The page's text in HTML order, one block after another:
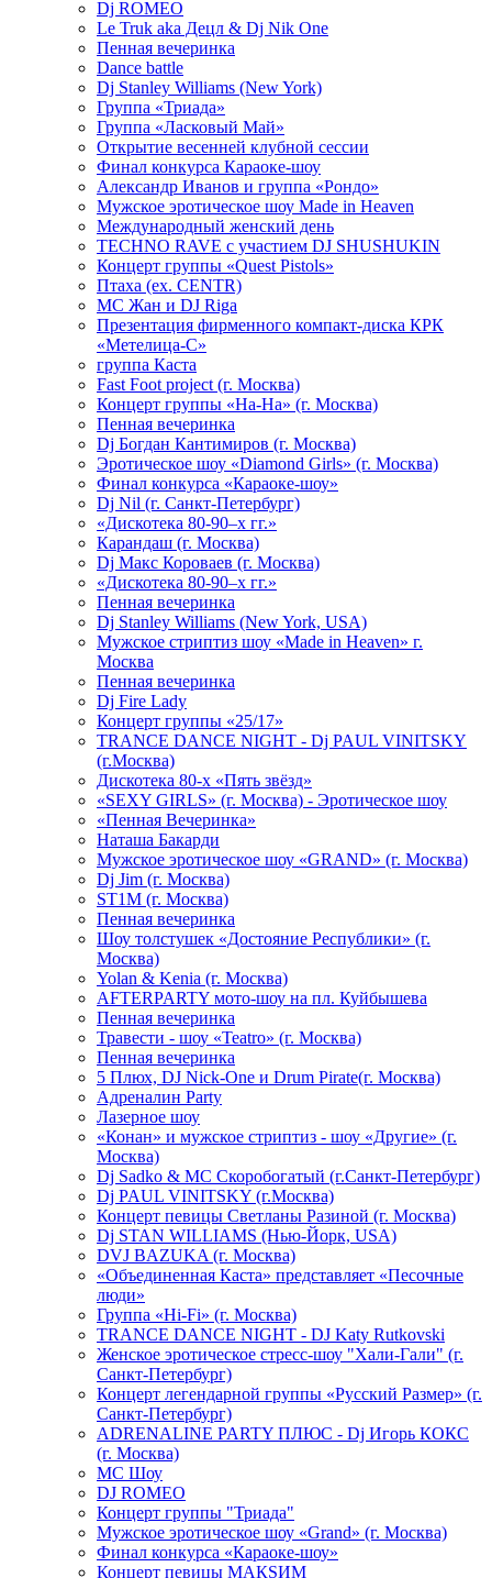
Dj ROMEO
Le Truk aka Децл & Dj Nik One
Пенная вечеринка
Dance battle
Dj Stanley Williams (New York)
Группа «Триада»
Группа «Ласковый Май»
Открытие весенней клубной сессии
Финал конкурса Караоке-шоу
Александр Иванов и группа «Рондо»
Мужское эротическое шоу Made in Heaven
Международный женский день
TECHNO RAVE с участием DJ SHUSHUKIN
Концерт группы «Quest Pistols»
Птаха (ex. CENTR)
МС Жан и DJ Riga
Презентация фирменного компакт-диска КРК
«Метелица-С»
группа Каста
Fast Foot project (г. Москва)
Концерт группы «На-На» (г. Москва)
Пенная вечеринка
Dj Богдан Кантимиров (г. Москва)
Эротическое шоу «Diamond Girls» (г. Москва)
Финал конкурса «Караоке-шоу»
Dj Nil (г. Санкт-Петербург)
«Дискотека 80-90–х гг.»
Карандаш (г. Москва)
Dj Макс Короваев (г. Москва)
«Дискотека 80-90–х гг.»
Пенная вечеринка
Dj Stanley Williams (New York, USA)
Мужское стриптиз шоу «Made in Heaven» г.
Москва
Пенная вечеринка
Dj Fire Lady
Концерт группы «25/17»
TRANCE DANCE NIGHT - Dj PAUL VINITSKY
(г.Москва)
Дискотека 80-х «Пять звёзд»
«SEXY GIRLS» (г. Москва) - Эротическое шоу
«Пенная Вечеринка»
Hаташа Бакарди
Мужское эротическое шоу «GRAND» (г. Москва)
Dj Jim (г. Москва)
ST1M (г. Москва)
Пенная вечеринка
Шоу толстушек «Достояние Республики» (г.
Москва)
Yolan & Kenia (г. Москва)
AFTERPARTY мото-шоу на пл. Куйбышева
Пенная вечеринка
Травести - шоу «Teatro» (г. Москва)
Пенная вечеринка
5 Плюх, DJ Nick-One и Drum Pirate(г. Москва)
Адреналин Party
Лазерное шоу
«Конан» и мужское стриптиз - шоу «Другие» (г.
Москва)
Dj Sadko & МС Скоробогатый (г.Санкт-Петербург)
Dj PAUL VINITSKY (г.Москва)
Концерт певицы Светланы Разиной (г. Москва)
Dj STAN WILLIAMS (Нью-Йорк, USA)
DVJ BAZUKA (г. Москва)
«Объединенная Каста» представляет «Песочные
люди»
Группа «Hi-Fi» (г. Москва)
TRANCE DANCE NIGHT - DJ Katy Rutkovski
Женское эротическое стресс-шоу "Хали-Гали" (г.
Санкт-Петербург)
Концерт легендарной группы «Русский Размер» (г.
Санкт-Петербург)
ADRENALINE PARTY ПЛЮС - Dj Игорь КОКС
(г. Москва)
MC Шоу
DJ ROMEO
Концерт группы "Триада"
Мужское эротическое шоу «Grand» (г. Москва)
Финал конкурса «Караоке-шоу»
Концерт певицы МАКSИМ